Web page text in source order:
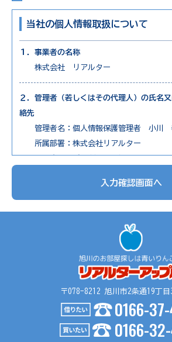
当社の個人情報取扱について
１．事業者の名称
株式会社 リアルター
２．管理者（若しくはその代理人）の氏名
絡先
管理者名：個人情報保護管理者 小川
所属部署：株式会社リアルター
３．個人情報の利用目的
4. お問合せやご質問の受付と回答
5. お客様にとって有用と思われる情報
6. サービス内容の分析、向上
４．個人情報の第三者提供
お問い合わせ内容が不動産の賃貸仲介
入力確認画面へ
〒078-8212 旭川市2条通19丁目
0166-
0166-